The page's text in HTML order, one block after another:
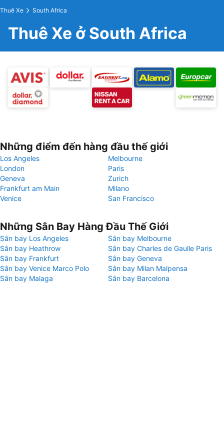
Thuê Xe South Africa
Thuê Xe ở South Africa
Những điểm đến hàng đầu thế giới
Los Angeles
Melbourne
London
Paris
Geneva
Zurich
Frankfurt am Main
Milano
Venice
San Francisco
Những Sân Bay Hàng Đầu Thế Giới
Sân bay Los Angeles
Sân bay Melbourne
Sân bay Heathrow
Sân bay Charles de Gaulle Paris
Sân bay Frankfurt
Sân bay Geneva
Sân bay Venice Marco Polo
Sân bay Milan Malpensa
Sân bay Malaga
Sân bay Barcelona